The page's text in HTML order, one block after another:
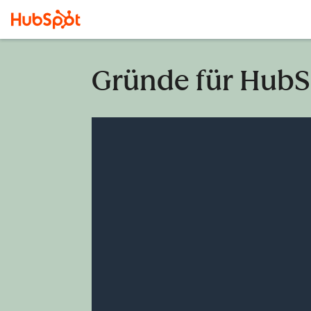
Gründe für